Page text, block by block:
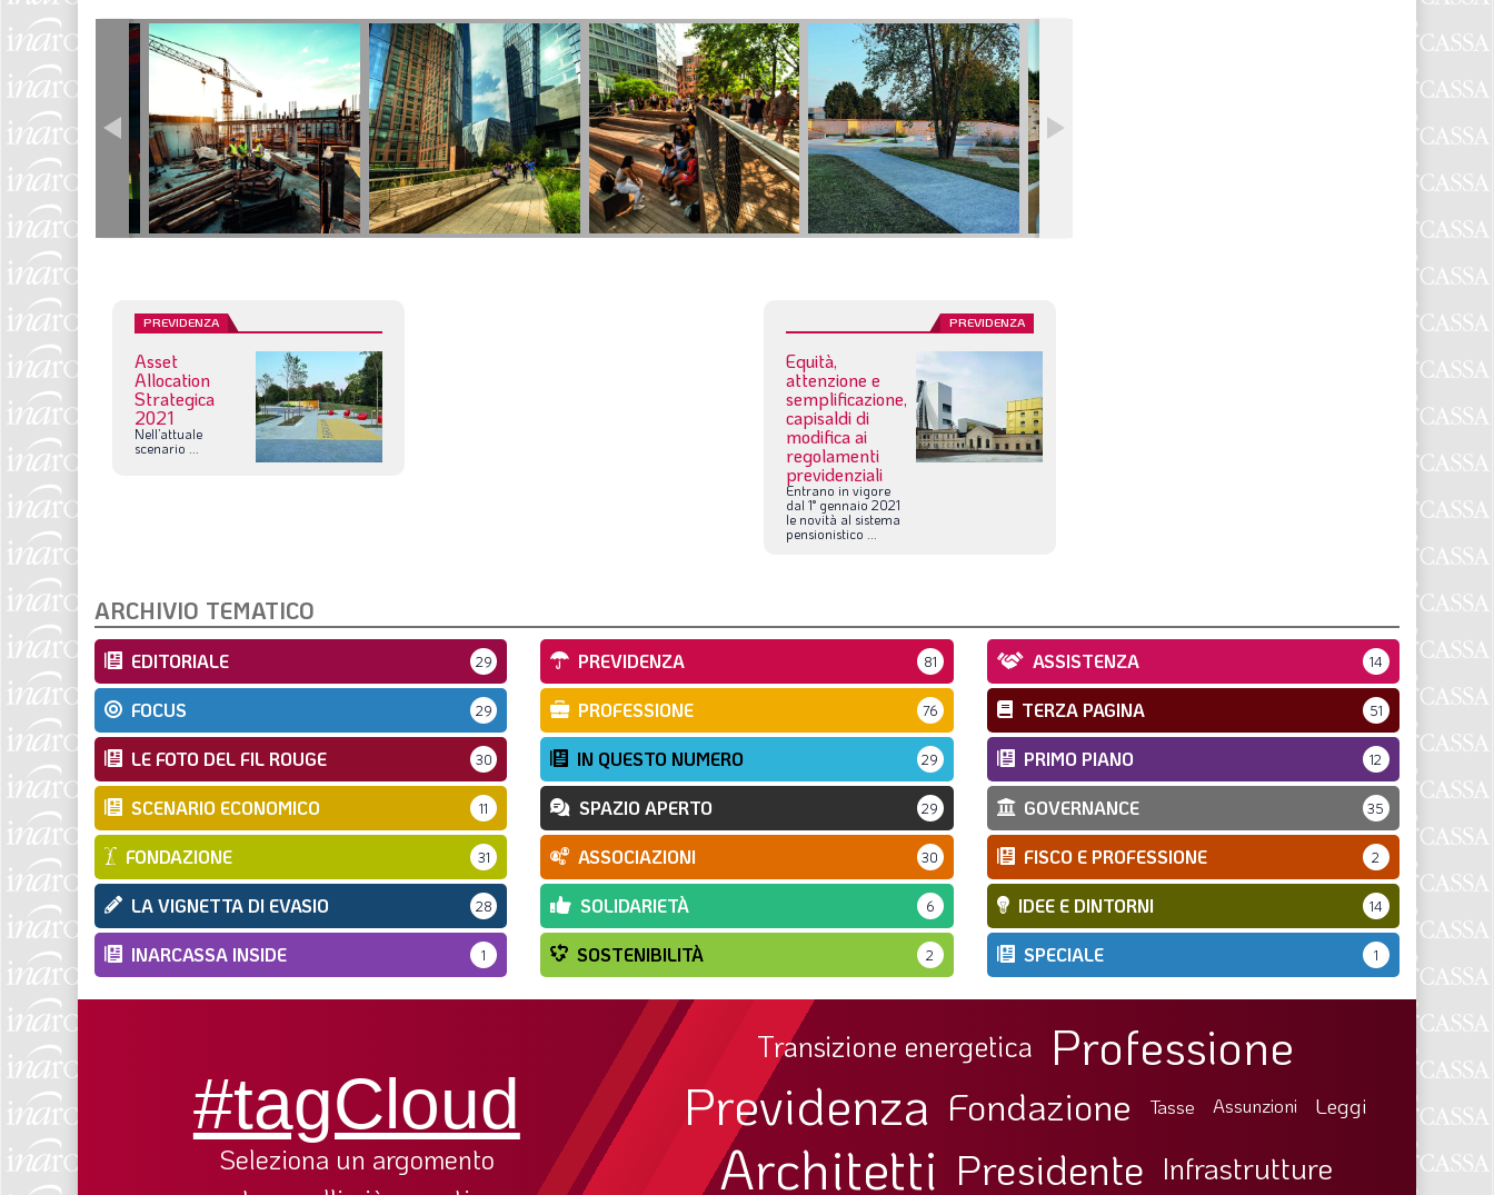
PREVIDENZA
Asset
Allocation
Strategica
2021
Nell’attuale
scenario ...
PREVIDENZA
Equità,
attenzione e
semplificazione,
capisaldi di
modifica ai
regolamenti
previdenziali
Entrano in vigore
dal 1° gennaio2021
le novità al sistema
pensionistico ...
ARCHIVIO TEMATICO
EDITORIALE 29 PREVIDENZA 81 ASSISTENZA 14
FOCUS 29 PROFESSIONE 76 TERZA PAGINA 51
LE FOTO DEL FIL ROUGE 30 IN QUESTO NUMERO 29 PRIMO PIANO 12
SCENARIO ECONOMICO 11 SPAZIO APERTO 29 GOVERNANCE 35
FONDAZIONE 31 ASSOCIAZIONI 30 FISCO E PROFESSIONE 2
LA VIGNETTA DI EVASIO 28 SOLIDARIETÀ 6 IDEE E DINTORNI 14
INARCASSA INSIDE 1 SOSTENIBILITÀ 2 SPECIALE 1
#tagCloud
Seleziona un argomento
Transizione energetica Professione
Previdenza Fondazione Tasse Assunzioni Leggi
Architetti Presidente Infrastrutture